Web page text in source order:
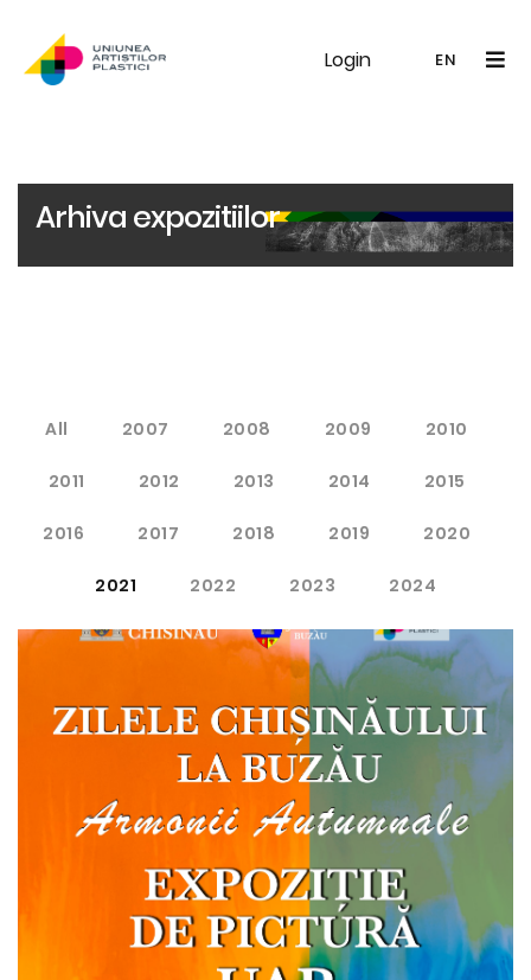
Login EN
UAP Galerie Noutăți
Arhiva expozitiilor
All 2007 2008 2009 2010
2011 2012 2013 2014 2015
2016 2017 2018 2019 2020
2021 2022 2023 2024